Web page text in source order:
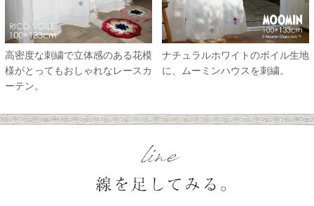
高密度な刺繍で立体感のある花模
様がとってもおしゃれなレースカ
ーテン。
ナチュラルホワイトのボイル生地
に、ムーミンハウスを刺繍。